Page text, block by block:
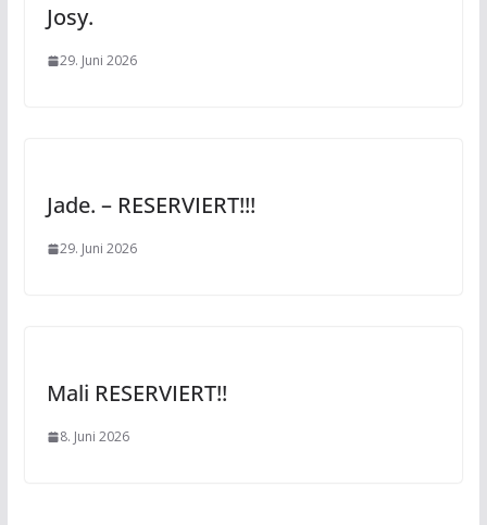
Josy.
29. Juni 2026
Jade. – RESERVIERT!!!
29. Juni 2026
Mali RESERVIERT!!
8. Juni 2026